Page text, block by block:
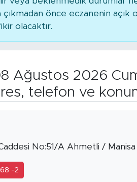
önce eczanenin açık
olacaktır.
Ağustos 2026
telefon ve
No:51/A Ahmetli / Manisa
-2